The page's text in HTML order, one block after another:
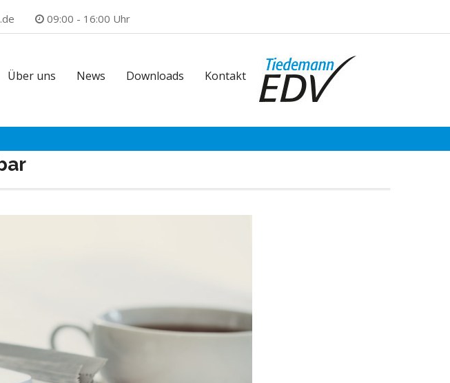
09:00 - 16:00 Uhr
Über uns News Downloads Kontakt